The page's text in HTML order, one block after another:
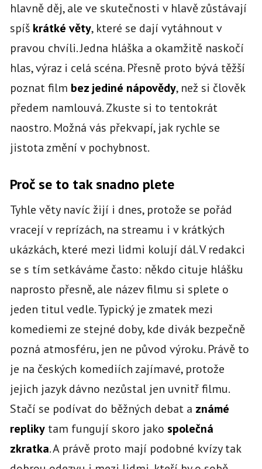
hlavně děj, ale ve skutečnosti v hlavě zůstávají
spíš krátké věty, které se dají vytáhnout v
pravou chvíli. Jedna hláška a okamžitě naskočí
hlas, výraz i celá scéna. Přesně proto bývá těžší
poznat film bez jediné nápovědy, než si člověk
předem namlouvá. Zkuste si to tentokrát
naostro. Možná vás překvapí, jak rychle se
jistota změní v pochybnost.
Proč se to tak snadno plete
Tyhle věty navíc žijí i dnes, protože se pořád
vracejí v reprízách, na streamu i v krátkých
ukázkách, které mezi lidmi kolují dál. V redakci
se s tím setkáváme často: někdo cituje hlášku
naprosto přesně, ale název filmu si splete o
jeden titul vedle. Typický je zmatek mezi
komediemi ze stejné doby, kde divák bezpečně
pozná atmosféru, jen ne původ výroku. Právě to
je na českých komediích zajímavé, protože
jejich jazyk dávno nezůstal jen uvnitř filmu.
Stačí se podívat do běžných debat a známé
replikytam fungují skoro jako společná
zkratka. A právě proto mají podobné kvízy tak